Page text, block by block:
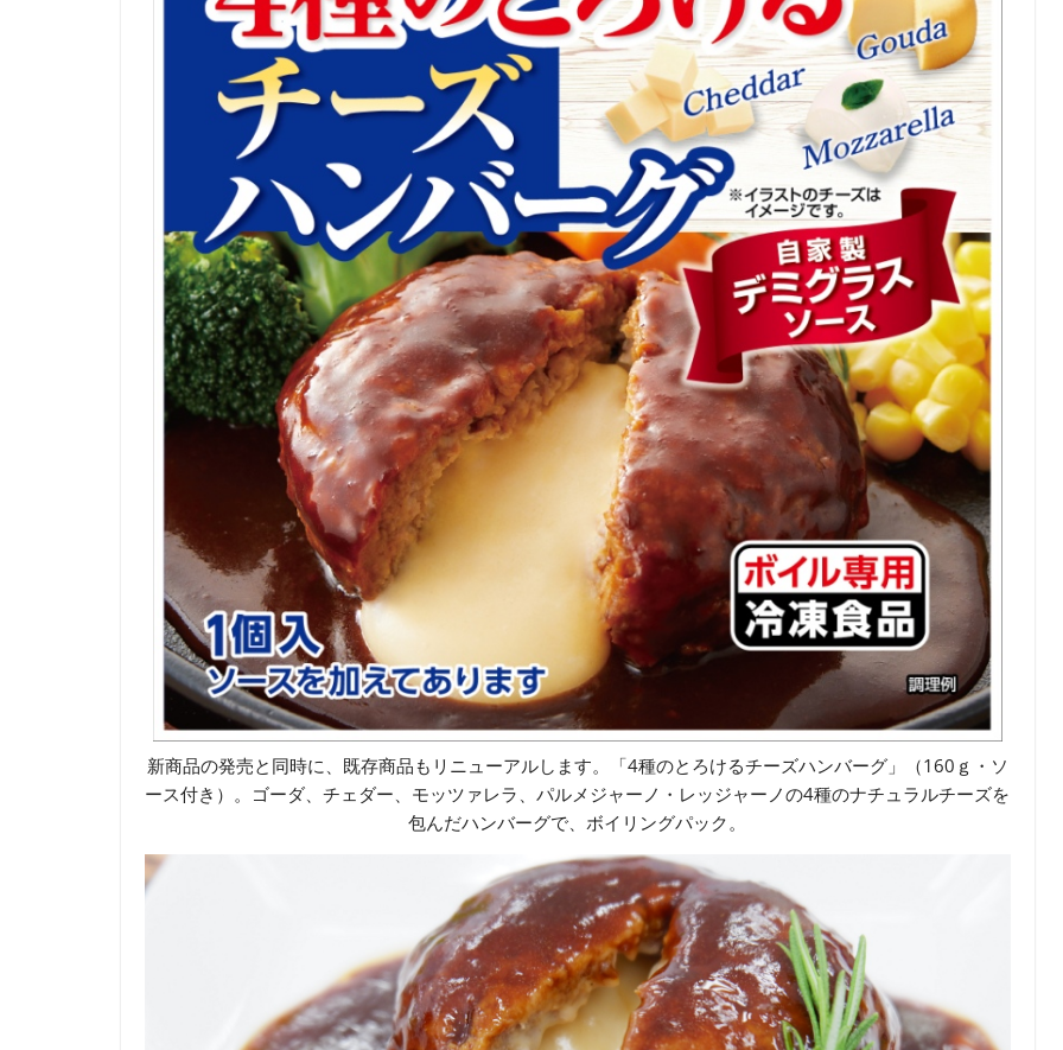
新商品の発売と同時に、既存商品もリニューアルします。「4種のとろけるチーズハンバーグ」（160ｇ・ソ
ース付き）。ゴーダ、チェダー、モッツァレラ、パルメジャーノ・レッジャーノの4種のナチュラルチーズを
包んだハンバーグで、ボイリングパック。